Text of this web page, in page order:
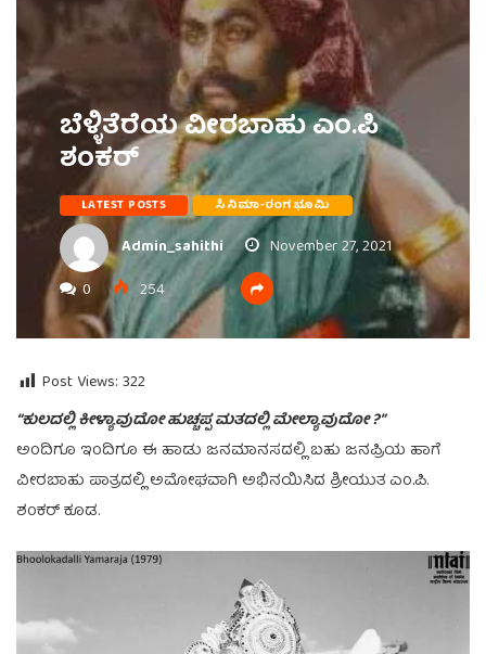
ಬೆಳ್ಳಿತೆರೆಯ ವೀರಬಾಹು ಎಂ.ಪಿ
ಶಂಕರ್
LATEST POSTS ಸಿನಿಮಾ-ರಂಗಭೂಮಿ
Admin_sahithi
November 27, 2021
0
254
Post Views: 322
“ಕುಲದಲ್ಲಿ ಕೀಳ್ಯಾವುದೋ ಹುಚ್ಚಪ್ಪ ಮತದಲ್ಲಿ ಮೇಲ್ಯಾವುದೋ ?”
ಅಂದಿಗೂ ಇಂದಿಗೂ ಈ ಹಾಡು ಜನಮಾನಸದಲ್ಲಿ ಬಹು ಜನಪ್ರಿಯ ಹಾಗೆ
ವೀರಬಾಹು ಪಾತ್ರದಲ್ಲಿ ಅಮೋಘವಾಗಿ ಅಭಿನಯಿಸಿದ ಶ್ರೀಯುತ ಎಂ.ಪಿ.
ಶಂಕರ್ ಕೂಡ.